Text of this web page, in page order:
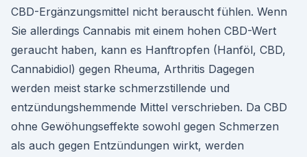
CBD-Ergänzungsmittel nicht berauscht fühlen. Wenn
Sie allerdings Cannabis mit einem hohen CBD-Wert
geraucht haben, kann es Hanftropfen (Hanföl, CBD,
Cannabidiol) gegen Rheuma, Arthritis Dagegen
werden meist starke schmerzstillende und
entzündungshemmende Mittel verschrieben. Da CBD
ohne Gewöhungseffekte sowohl gegen Schmerzen
als auch gegen Entzündungen wirkt, werden